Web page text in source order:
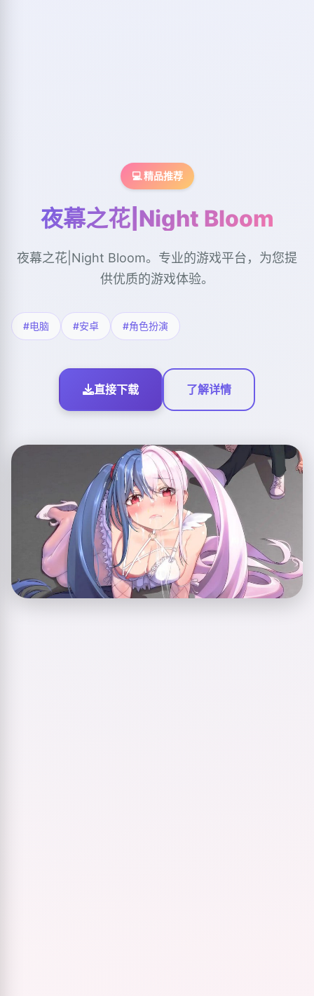
💻 精品推荐
夜幕之花|Night Bloom
夜幕之花|Night Bloom。专业的游戏平台，为您提
供优质的游戏体验。
#电脑 #安卓 #角色扮演
直接下载 了解详情